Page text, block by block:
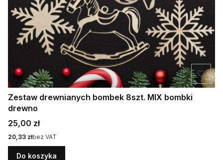
Zestaw drewnianych bombek 8szt. MIX bombki
drewno
Cena
25,00 zł
Cena
20,33 złbez VAT
Do koszyka